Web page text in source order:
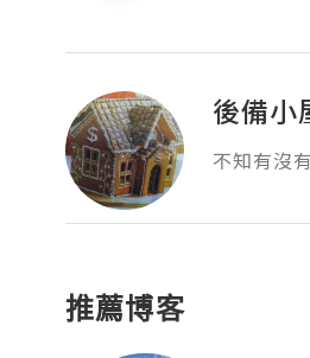
後備小
不知有沒
推薦博客